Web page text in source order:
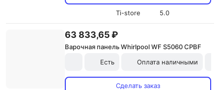
Ti-store 5.0
63 833,65 ₽
Варочная панель Whirlpool WF S5060 CPBF
Есть
Оплата наличными
Сделать заказ